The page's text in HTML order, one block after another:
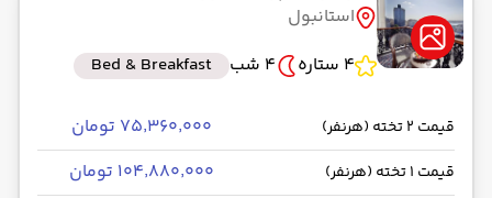
استانبول
4 ستاره
4 شب Bed & Breakfast
قیمت 2 تخته (هرنفر) ۷۵٬۳۶۰٬۰۰۰ تومان
قیمت 1 تخته (هرنفر) ۱۰۴٬۸۸۰٬۰۰۰ تومان